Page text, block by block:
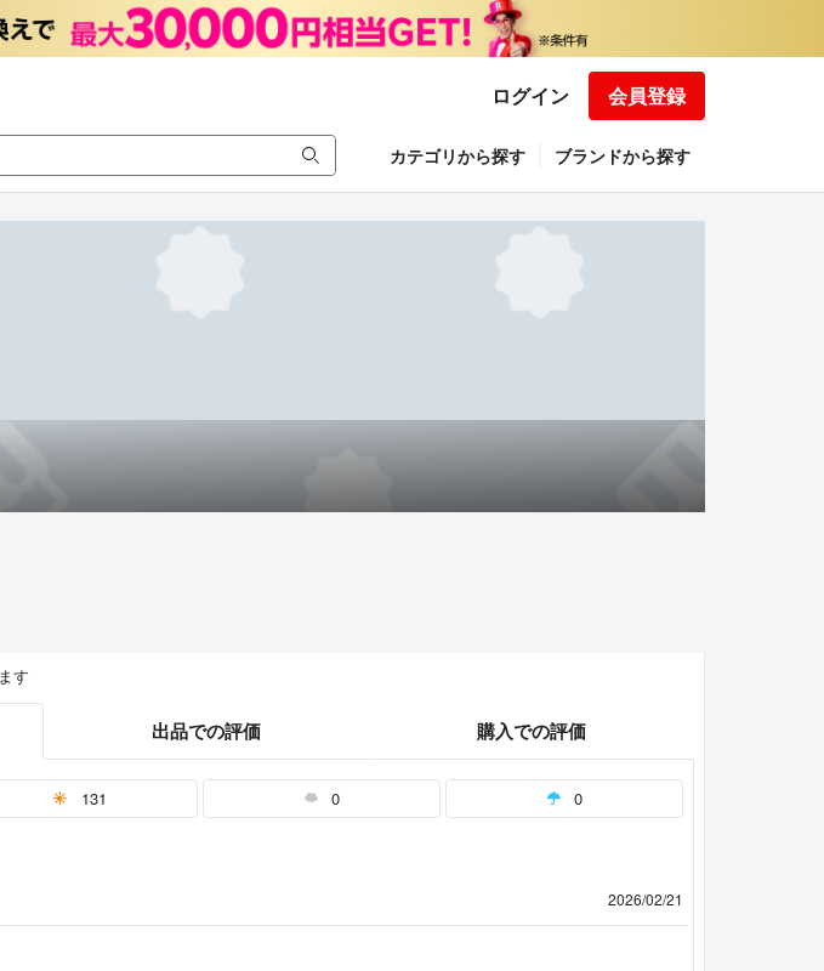
ログイン 会員登録
カテゴリから探す ブランドから探す
す
出品での評価 購入での評価
131 0 0
2026/02/21